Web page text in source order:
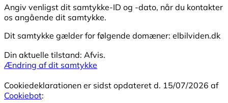
Angiv venligst dit samtykke-ID og -dato, når du kontakter
os angående dit samtykke.
Dit samtykke gælder for følgende domæner: elbilviden.dk
Din aktuelle tilstand: Afvis.
Ændring af dit samtykke
Cookiedeklarationen er sidst opdateret d. 15/07/2026 af
Cookiebot: